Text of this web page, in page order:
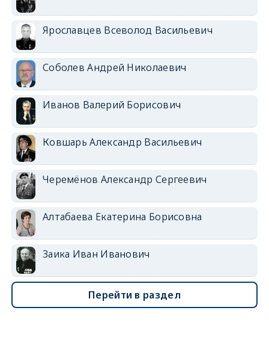
Ярославцев Всеволод Васильевич
Соболев Андрей Николаевич
Иванов Валерий Борисович
Ковшарь Александр Васильевич
Черемёнов Александр Сергеевич
Алтабаева Екатерина Борисовна
Заика Иван Иванович
Перейти в раздел